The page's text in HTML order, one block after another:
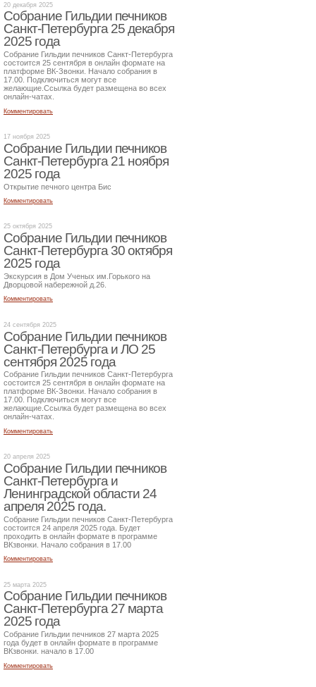
20 декабря 2025
Собрание Гильдии печников
Санкт-Петербурга 25 декабря
2025 года
Собрание Гильдии печников Санкт-Петербурга
состоится 25 сентября в онлайн формате на
платформе ВК-Звонки. Начало собрания в
17.00. Подключиться могут все
желающие.Ссылка будет размещена во всех
онлайн-чатах.
Комментировать
17 ноября 2025
Собрание Гильдии печников
Санкт-Петербурга 21 ноября
2025 года
Открытие печного центра Бис
Комментировать
25 октября 2025
Собрание Гильдии печников
Санкт-Петербурга 30 октября
2025 года
Экскурсия в Дом Ученых им.Горького на
Дворцовой набережной д.26.
Комментировать
24 сентября 2025
Собрание Гильдии печников
Санкт-Петербурга и ЛО 25
сентября 2025 года
Собрание Гильдии печников Санкт-Петербурга
состоится 25 сентября в онлайн формате на
платформе ВК-Звонки. Начало собрания в
17.00. Подключиться могут все
желающие.Ссылка будет размещена во всех
онлайн-чатах.
Комментировать
20 апреля 2025
Собрание Гильдии печников
Санкт-Петербурга и
Ленинградской области 24
апреля 2025 года.
Собрание Гильдии печников Санкт-Петербурга
состоится 24 апреля 2025 года. Будет
проходить в онлайн формате в программе
ВКзвонки. Начало собрания в 17.00
Комментировать
25 марта 2025
Собрание Гильдии печников
Санкт-Петербурга 27 марта
2025 года
Собрание Гильдии печников 27 марта 2025
года будет в онлайн формате в программе
ВКзвонки. начало в 17.00
Комментировать